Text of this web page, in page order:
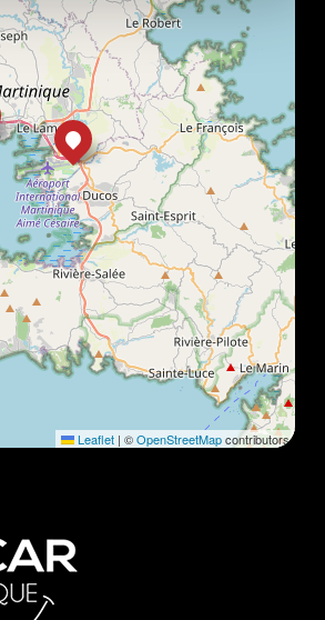
Leaflet | ©OpenStreetMapcontributors